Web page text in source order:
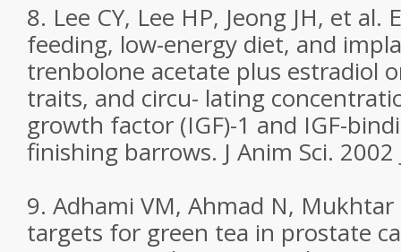
8. Lee CY, Lee HP, Jeong JH, et
feeding, low-energy diet, and
trenbolone acetate plus estradiol
traits, and circu- lating
growth factor (IGF)-1 and IGF-
finishing barrows. J Anim Sci.
9. Adhami VM, Ahmad N,
targets for green tea in prostate